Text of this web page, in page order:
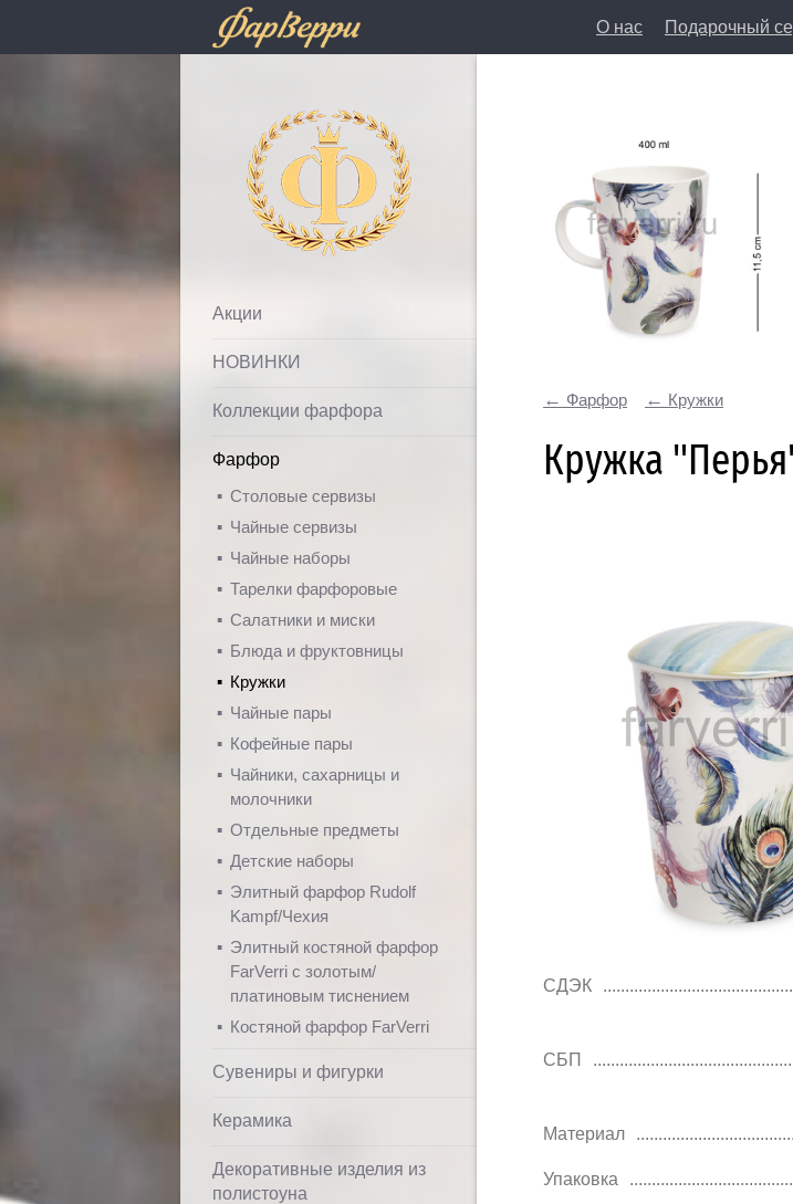
О нас Подарочный
197198, Санкт-
Фарфолле
Акции
НОВИНКИ
Коллекции фарфора
Фарфор
Столовые сервизы
Чайные сервизы
Чайные наборы
Тарелки фарфоровые
Салатники и миски
Блюда и фруктовницы
Кружки
Чайные пары
Кофейные пары
Чайники, сахарницы и
молочники
Отдельные предметы
Детские наборы
Элитный фарфор Rudolf
Kampf/Чехия
Элитный костяной фарфор
FarVerri с золотым/
платиновым тиснением
Костяной фарфор FarVerri
Сувениры и фигурки
Керамика
Декоративные изделия из
полистоуна
Фарфор Кружки
Кружка
СДЭК
СБП
Материал
Упаковка